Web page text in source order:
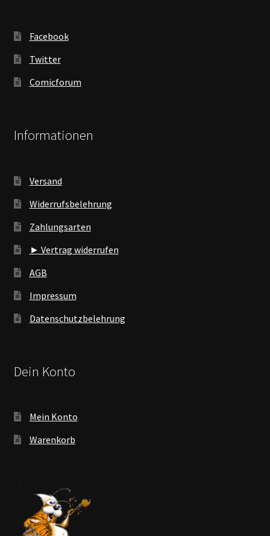
Facebook
Twitter
Comicforum
Informationen
Versand
Widerrufsbelehrung
Zahlungsarten
► Vertrag widerrufen
AGB
Impressum
Datenschutzbelehrung
Dein Konto
Mein Konto
Warenkorb